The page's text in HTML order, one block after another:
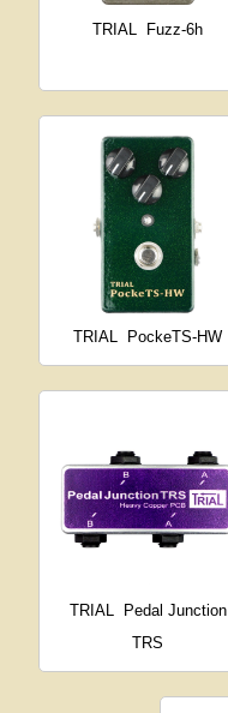
TRIAL Fuzz-6h
TRIAL PockeTS-HW
TRIAL
Pedal Junction
TRS